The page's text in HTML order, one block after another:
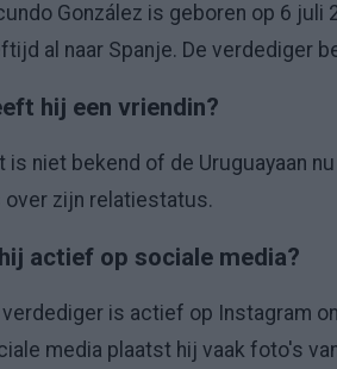
González is geboren op 6
al naar Spanje. De verdediger
hij een vriendin?
is niet bekend of de Uruguayaan
over zijn relatiestatus.
actief op sociale media?
verdediger is actief op Instagram
media plaatst hij vaak foto's